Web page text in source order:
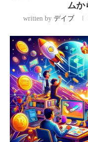
ムか
written by デイブ